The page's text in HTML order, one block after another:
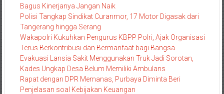
Bagus Kinerjanya Jangan Naik
Polisi Tangkap Sindikat Curanmor, 17 Motor Digasak dari
Tangerang hingga Serang
Wakapolri Kukuhkan Pengurus KBPP Polri, Ajak Organisasi
Terus Berkontribusi dan Bermanfaat bagi Bangsa
Evakuasi Lansia Sakit Menggunakan Truk Jadi Sorotan,
Kades Ungkap Desa Belum Memiliki Ambulans
Rapat dengan DPR Memanas, Purbaya Diminta Beri
Penjelasan soal Kebijakan Keuangan